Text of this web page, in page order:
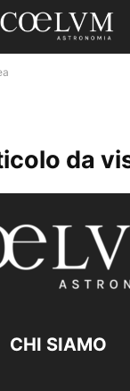
da
CHI SIAMO